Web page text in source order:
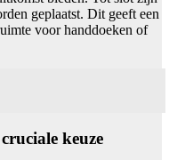
geplaatst. Dit geeft een
voor handdoeken of
keuze